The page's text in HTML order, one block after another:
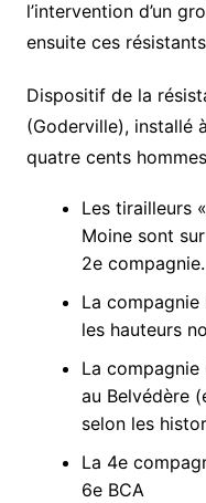
l’intervention d’un
ensuite ces
Dispositif de la
(Goderville), installé
quatre cents
Les tirailleurs
Moine sont
2e compagnie.
La
les hauteurs
La compagnie
au Belvédère
selon les
La 4e
6e BCA